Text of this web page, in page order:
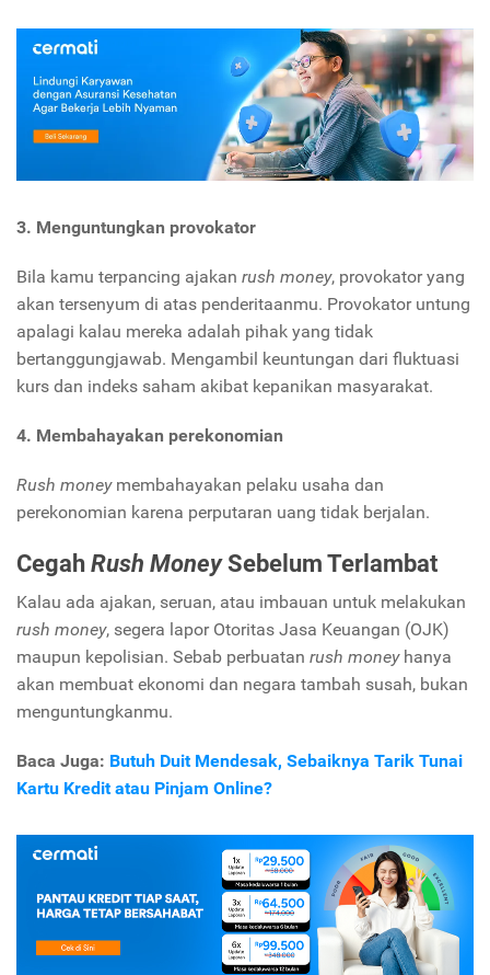
3. Menguntungkan provokator
Bila kamu terpancing ajakan rush money, provokator yang
akan tersenyum di atas penderitaanmu. Provokator untung
apalagi kalau mereka adalah pihak yang tidak
bertanggungjawab. Mengambil keuntungan dari fluktuasi
kurs dan indeks saham akibat kepanikan masyarakat.
4. Membahayakan perekonomian
Rush moneymembahayakan pelaku usaha dan
perekonomian karena perputaran uang tidak berjalan.
CegahRush MoneySebelum Terlambat
Kalau ada ajakan, seruan, atau imbauan untuk melakukan
rush money, segera lapor Otoritas Jasa Keuangan (OJK)
maupun kepolisian. Sebab perbuatan rush moneyhanya
akan membuat ekonomi dan negara tambah susah, bukan
menguntungkanmu.
Baca Juga: Butuh Duit Mendesak, Sebaiknya Tarik Tunai
Kartu Kredit atau Pinjam Online?